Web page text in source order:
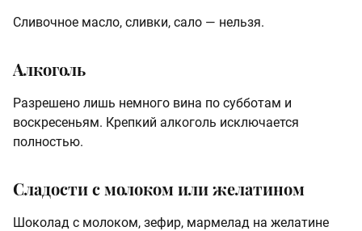
Сливочное масло, сливки, сало — нельзя.
Алкоголь
Разрешено лишь немного вина по субботам и
воскресеньям. Крепкий алкоголь исключается
полностью.
Сладости с молоком или желатином
Шоколад с молоком, зефир, мармелад на желатине